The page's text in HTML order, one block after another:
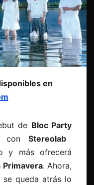
en
de Bloc Party
conStereolab
y más ofrecerá
Primavera. Ahora,
queda atrás lo